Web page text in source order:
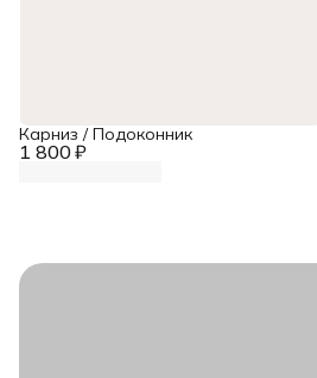
1 800 ₽
Карниз / Подоконник